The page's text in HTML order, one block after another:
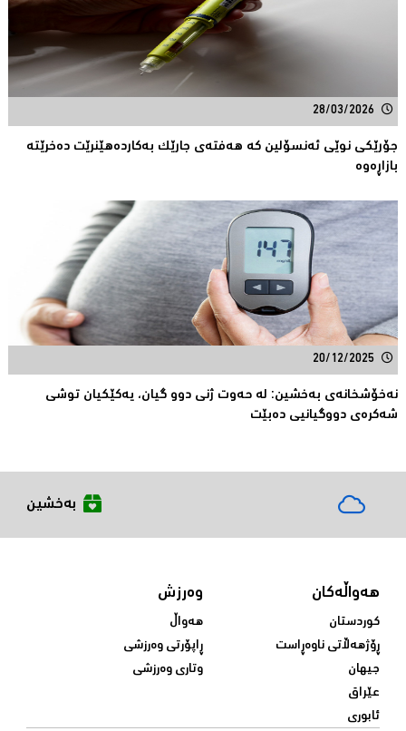
28/03/2026
جۆرێكی نوێی ئەنسۆلین کە هەفتەى جارێک بەکاردەهێنرێت دەخرێتە
بازاڕەوە
20/12/2025
نه‌خۆشخانه‌ی به‌خشین: له‌ حه‌وت ژنی دوو گیان، یه‌كێكیان توشی
شه‌كره‌ی دووگیانیی ده‌بێت
بەخشین
هەواڵەکان
کوردستان
ڕۆژهەڵاتی ناوەڕاست
جیهان
عێراق
ئابوری
وەرزش
هەواڵ
ڕاپۆرتی وەرزشی
وتاری وەرزشی